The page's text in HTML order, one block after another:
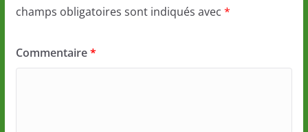
champs obligatoires sont indiqués avec *
Commentaire*